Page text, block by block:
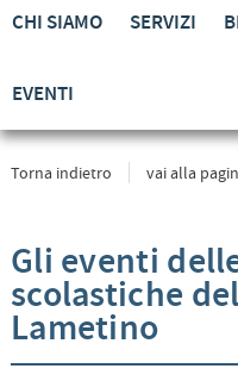
CHI SIAMO SERVIZI
EVENTI
Torna indietro vai alla
Gli eventi
scolastiche
Lametino